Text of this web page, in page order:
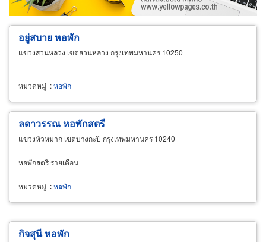
ผู้ส่งออก/นำเข้า
ธุรกิจบริการ
อยู่สบาย หอพัก
แขวงสวนหลวง เขตสวนหลวง กรุงเทพมหานคร 10250
หมวดหมู่ :หอพัก
ลดาวรรณ หอพักสตรี
แขวงหัวหมาก เขตบางกะปิ กรุงเทพมหานคร 10240
หอพักสตรี รายเดือน
หมวดหมู่ :หอพัก
กิจสุนี หอพัก